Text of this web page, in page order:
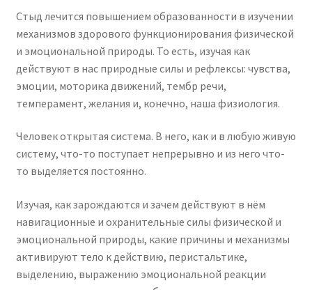
Стыд лечится повышением образованности в изучении
механизмов здорового функционирования физической
и эмоциональной природы. То есть, изучая как
действуют в нас природные силы и рефлексы: чувства,
эмоции, моторика движений, тембр речи,
темперамент, желания и, конечно, наша физиология.
Человек открытая система. В него, как и в любую живую
систему, что-то поступает непрерывно и из него что-
то выделяется постоянно.
Изучая, как зарождаются и зачем действуют в нём
навигационные и охранительные силы физической и
эмоциональной природы, какие причины и механизмы
активируют тело к действию, перистальтике,
выделению, выражению эмоциональной реакции